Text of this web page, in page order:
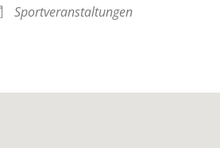
Sportveranstaltungen